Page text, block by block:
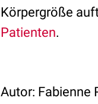
Körpergröße
Patienten.
Autor: Fabienne